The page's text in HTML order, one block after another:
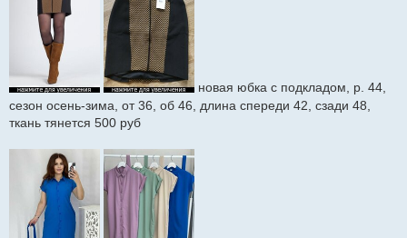
новая юбка с подкладом, р. 44,
сезон осень-зима, от 36, об 46, длина спереди 42, сзади 48,
ткань тянется 500 руб